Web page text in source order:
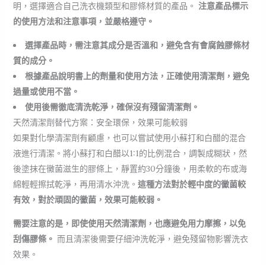
明，選擇適合自己洗衣機類型和膠條材質的產品。 注意產品標示
的使用方法和注意事項，並嚴格遵守。
選擇產品時，需注意其成分是否溫和，避免含有會腐蝕膠條材
質的成分。
根據產品說明書上的劑量和使用方法，正確使用清潔劑，避免
過量或使用不當。
使用後需徹底清洗乾淨，確保沒有殘留清潔劑。
天然清潔劑替代方案：安全環保，效果可能較弱
如果對化學清潔劑有顧慮，也可以嘗試使用小蘇打和白醋的混合
液進行清潔。將小蘇打和白醋以1:1的比例混合，調製成糊狀，然
後塗抹在黴菌滋生的膠條上，靜置約30分鐘後，用柔軟的布或海
綿輕輕擦拭乾淨，再用清水沖洗。 這種方法對於輕中度的黴菌較
有效，對於頑固的黴菌，效果可能較弱。
需要注意的是，即使使用天然清潔劑，也應避免用力摩擦，以免
刮傷膠條。 而且清潔後需要仔細沖洗乾淨，避免殘留物影響洗衣
效果。